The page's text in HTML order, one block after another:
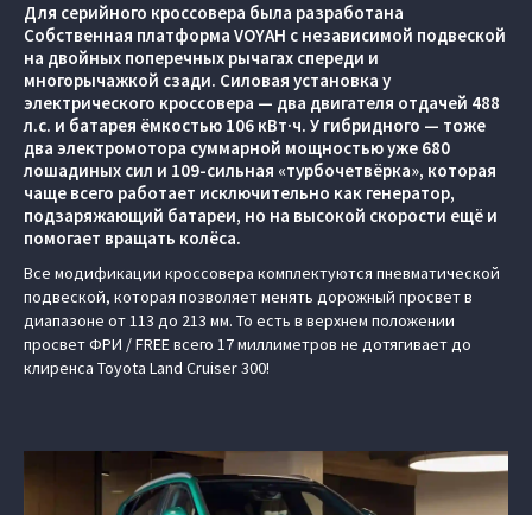
Для серийного кроссовера была разработана
Cобственная платформа VOYAH с независимой подвеской
на двойных поперечных рычагах спереди и
многорычажкой сзади. Силовая установка у
электрического кроссовера — два двигателя отдачей 488
л.с. и батарея ёмкостью 106 кВт·ч. У гибридного — тоже
два электромотора суммарной мощностью уже 680
лошадиных сил и 109-сильная «турбочетвёрка», которая
чаще всего работает исключительно как генератор,
подзаряжающий батареи, но на высокой скорости ещё и
помогает вращать колёса.
Все модификации кроссовера комплектуются пневматической
подвеской, которая позволяет менять дорожный просвет в
диапазоне от 113 до 213 мм. То есть в верхнем положении
просвет ФРИ / FREE всего 17 миллиметров не дотягивает до
клиренса Toyota Land Cruiser 300!